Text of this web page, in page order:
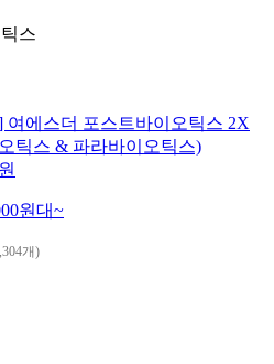
여에스더 포스트바이오틱스 2X
틱스 & 파라바이오틱스)
원대~
개)